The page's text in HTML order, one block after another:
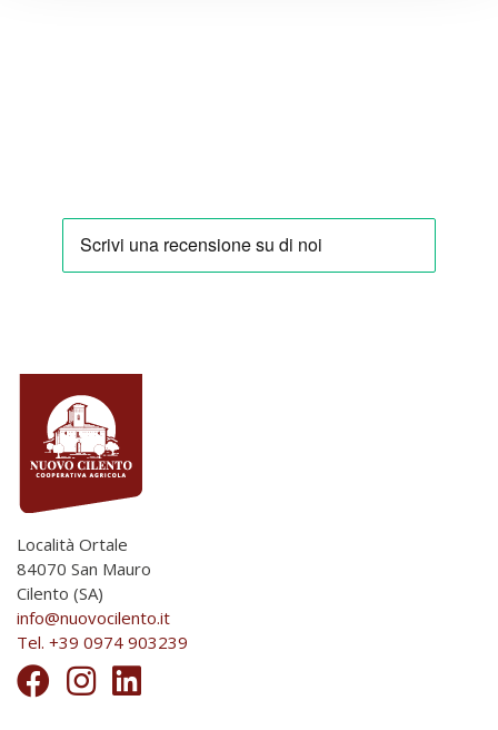
Località Ortale
84070 San Mauro
Cilento (SA)
info@nuovocilento.it
Tel. +39 0974 903239